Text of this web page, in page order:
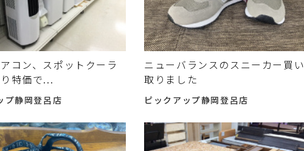
コン、スポットクーラ
特価で...
プ静岡登呂店
ニューバランスのスニーカー買い
取りました
ピックアップ静岡登呂店